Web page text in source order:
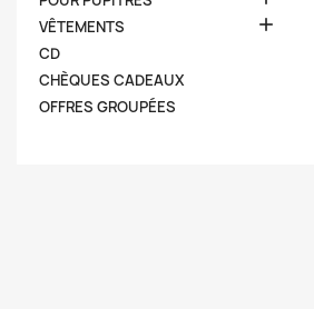
VÊTEMENTS 
CD
CHÈQUES CADEAUX
OFFRES GROUPÉES